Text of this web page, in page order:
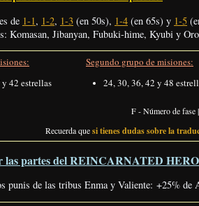
de 1-1, 1-2, 1-3 (en 50s), 1-4 (en 65s) y 1-5
Komasan, Jibanyan, Fubuki-hime, Kyubi y
42 estrellas
Segundo grupo de misiones:
24, 30, 36, 42 y 48
F - Número de fase
Recuerda quesi tienes dudas sobre la
las partes del REINCARNATED
punis de las tribus Enma y Valiente: +25% de